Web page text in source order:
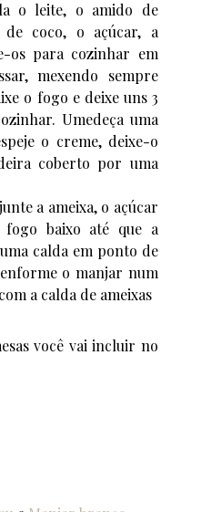
o leite, o amido de
coco, o açúcar, a
os para cozinhar em
mexendo sempre
o fogo e deixe uns 3
Umedeça uma
o creme, deixe-o
coberto por uma
a ameixa, o açúcar
baixo até que a
calda em ponto de
o manjar num
a calda de ameixas
você vai incluir no